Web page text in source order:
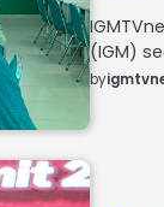
(IGM)
by